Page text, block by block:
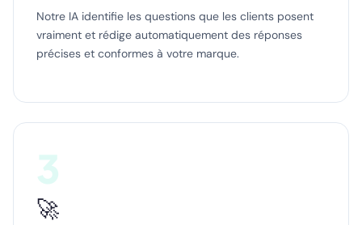
Notre IA identifie les questions que les clients posent
vraiment et rédige automatiquement des réponses
précises et conformes à votre marque.
3
🚀